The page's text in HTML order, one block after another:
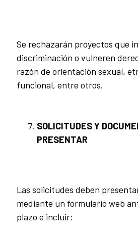
Se rechazarán proyectos que
discriminación o vulneren
razón de orientación sexual,
funcional, entre otros.
SOLICITUDES Y
PRESENTAR
Las solicitudes deben
mediante un formulario web
plazo e incluir: